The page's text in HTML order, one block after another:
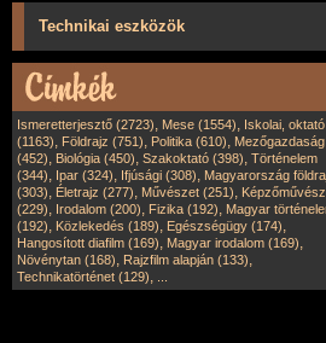
Technikai eszközök
Ismeretterjesztő (2723), Mese (1554), Iskolai, oktató
(1163), Földrajz (751), Politika (610), Mezőgazdaság
(452), Biológia (450), Szakoktató (398), Történelem
(344), Ipar (324), Ifjúsági (308), Magyarország
(303), Életrajz (277), Művészet (251),
(229), Irodalom (200), Fizika (192), Magyar
(192), Közlekedés (189), Egészségügy (174),
Hangosított diafilm (169), Magyar irodalom (169),
Növénytan (168), Rajzfilm alapján (133),
Technikatörténet (129),